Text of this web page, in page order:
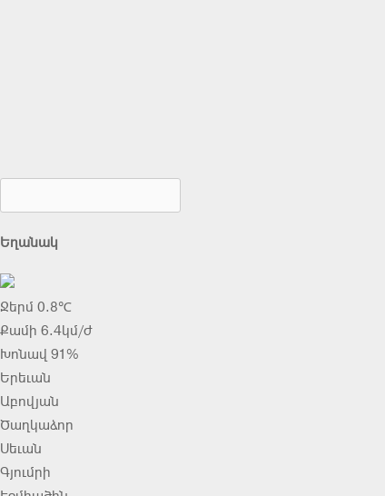
Եղանակ
Ջերմ 0.8℃
Քամի 6.4կմ/ժ
Խոնավ 91%
Երեւան
Աբովյան
Ծաղկաձոր
Սեւան
Գյումրի